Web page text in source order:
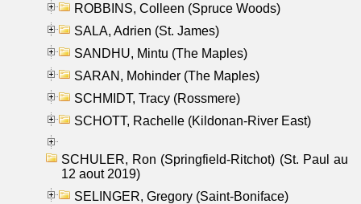
ROBBINS, Colleen (Spruce Woods)
SALA, Adrien (St. James)
SANDHU, Mintu (The Maples)
SARAN, Mohinder (The Maples)
SCHMIDT, Tracy (Rossmere)
SCHOTT, Rachelle (Kildonan-River East)
SCHULER, Ron (Springfield-Ritchot) (St. Paul au
12 aout 2019)
SELINGER, Gregory (Saint-Boniface)